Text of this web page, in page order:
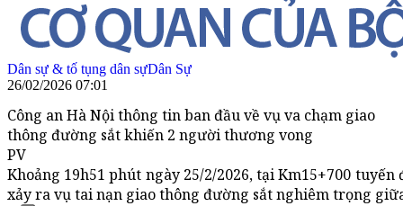
Dân sự & tố tụng dân sựDân Sự
26/02/2026 07:01
Công an Hà Nội thông tin ban đầu về vụ va chạm giao
thông đường sắt khiến 2 người thương vong
PV
Khoảng 19h51 phút ngày 25/2/2026, tại Km15+700
xảy ra vụ tai nạn giao thông đường sắt nghiêm trọng